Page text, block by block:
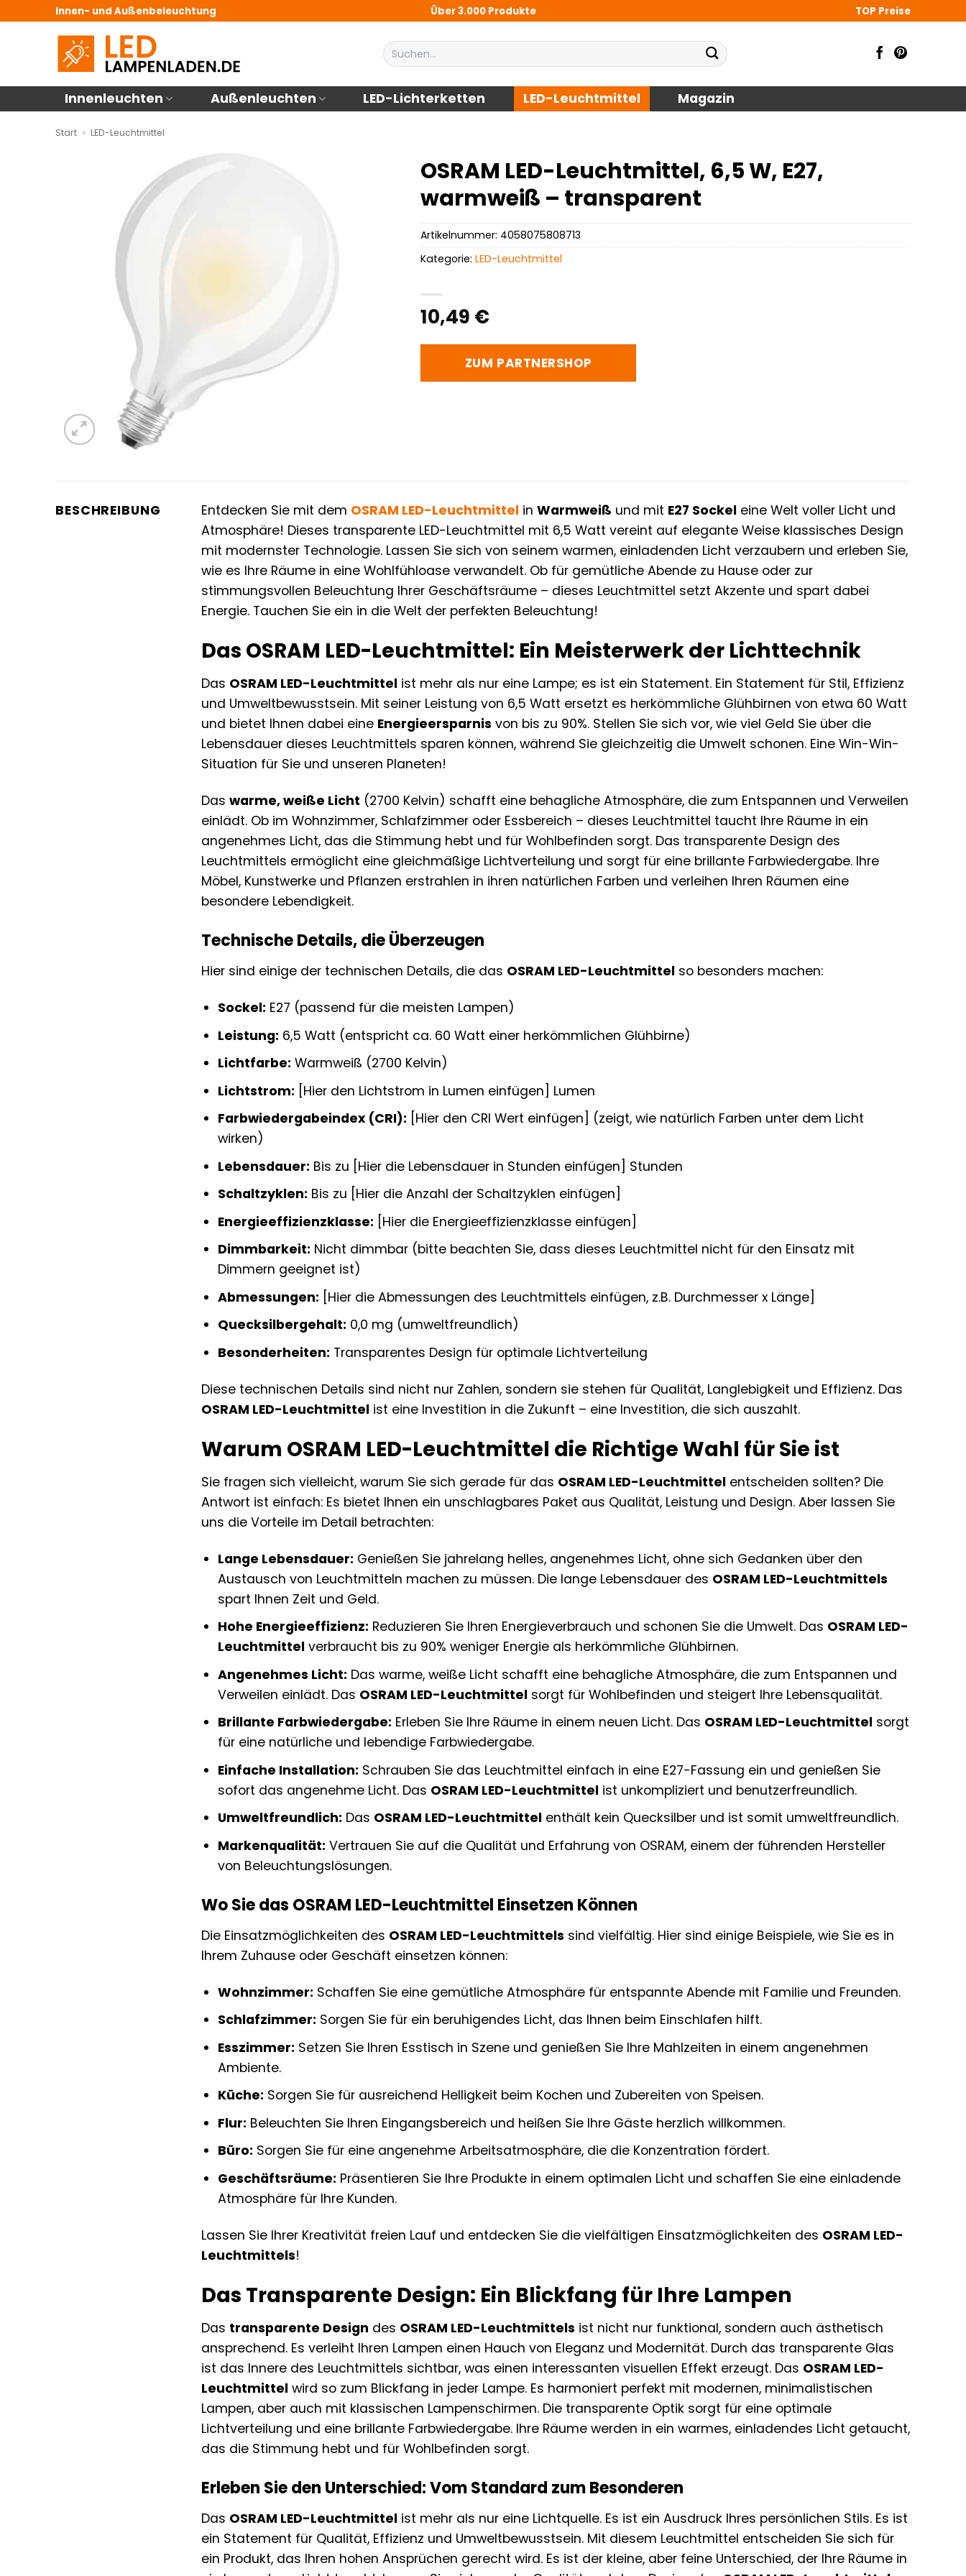
Innen- und Außenbeleuchtung Über 3.000 Produkte TOP Preise
Suchen
nach:
Innenleuchten Außenleuchten LED-Lichterketten LED-Leuchtmittel Magazin
Start » LED-Leuchtmittel
OSRAM LED-Leuchtmittel, 6,5 W, E27,
warmweiß – transparent
10,49 €
ZUM PARTNERSHOP
Artikelnummer: 4058075808713
Kategorie:LED-Leuchtmittel
BESCHREIBUNG Entdecken Sie mit dem OSRAM LED-Leuchtmittel inWarmweiß und mit E27 Sockel eine Welt voller Licht und
Atmosphäre! Dieses transparente LED-Leuchtmittel mit 6,5 Watt vereint auf elegante Weise klassisches Design
mit modernster Technologie. Lassen Sie sich von seinem warmen, einladenden Licht verzaubern und erleben Sie,
wie es Ihre Räume in eine Wohlfühloase verwandelt. Ob für gemütliche Abende zu Hause oder zur
stimmungsvollen Beleuchtung Ihrer Geschäftsräume – dieses Leuchtmittel setzt Akzente und spart dabei
Energie. Tauchen Sie ein in die Welt der perfekten Beleuchtung!
Das OSRAM LED-Leuchtmittel: Ein Meisterwerk der Lichttechnik
Das OSRAM LED-Leuchtmittel ist mehr als nur eine Lampe; es ist ein Statement. Ein Statement für Stil, Effizienz
und Umweltbewusstsein. Mit seiner Leistung von 6,5 Watt ersetzt es herkömmliche Glühbirnen von etwa 60 Watt
und bietet Ihnen dabei eine Energieersparnis von bis zu 90%. Stellen Sie sich vor, wie viel Geld Sie über die
Lebensdauer dieses Leuchtmittels sparen können, während Sie gleichzeitig die Umwelt schonen. Eine Win-Win-
Situation für Sie und unseren Planeten!
Daswarme, weiße Licht (2700 Kelvin) schafft eine behagliche Atmosphäre, die zum Entspannen und Verweilen
einlädt. Ob im Wohnzimmer, Schlafzimmer oder Essbereich – dieses Leuchtmittel taucht Ihre Räume in ein
angenehmes Licht, das die Stimmung hebt und für Wohlbefinden sorgt. Das transparente Design des
Leuchtmittels ermöglicht eine gleichmäßige Lichtverteilung und sorgt für eine brillante Farbwiedergabe. Ihre
Möbel, Kunstwerke und Pflanzen erstrahlen in ihren natürlichen Farben und verleihen Ihren Räumen eine
besondere Lebendigkeit.
Technische Details, die Überzeugen
Hier sind einige der technischen Details, die das OSRAM LED-Leuchtmittel so besonders machen:
Sockel: E27 (passend für die meisten Lampen)
Leistung: 6,5 Watt (entspricht ca. 60 Watt einer herkömmlichen Glühbirne)
Lichtfarbe: Warmweiß (2700 Kelvin)
Lichtstrom: [Hier den Lichtstrom in Lumen einfügen] Lumen
Farbwiedergabeindex (CRI): [Hier den CRI Wert einfügen] (zeigt, wie natürlich Farben unter dem Licht
wirken)
Lebensdauer: Bis zu [Hier die Lebensdauer in Stunden einfügen] Stunden
Schaltzyklen: Bis zu [Hier die Anzahl der Schaltzyklen einfügen]
Energieeffizienzklasse: [Hier die Energieeffizienzklasse einfügen]
Dimmbarkeit: Nicht dimmbar (bitte beachten Sie, dass dieses Leuchtmittel nicht für den Einsatz mit
Dimmern geeignet ist)
Abmessungen: [Hier die Abmessungen des Leuchtmittels einfügen, z.B. Durchmesser x Länge]
Quecksilbergehalt: 0,0 mg (umweltfreundlich)
Besonderheiten: Transparentes Design für optimale Lichtverteilung
Diese technischen Details sind nicht nur Zahlen, sondern sie stehen für Qualität, Langlebigkeit und Effizienz. Das
OSRAM LED-Leuchtmittel ist eine Investition in die Zukunft – eine Investition, die sich auszahlt.
Warum OSRAM LED-Leuchtmittel die Richtige Wahl für Sie ist
Sie fragen sich vielleicht, warum Sie sich gerade für das OSRAM LED-Leuchtmittel entscheiden sollten? Die
Antwort ist einfach: Es bietet Ihnen ein unschlagbares Paket aus Qualität, Leistung und Design. Aber lassen Sie
uns die Vorteile im Detail betrachten:
Lange Lebensdauer: Genießen Sie jahrelang helles, angenehmes Licht, ohne sich Gedanken über den
Austausch von Leuchtmitteln machen zu müssen. Die lange Lebensdauer des OSRAM LED-Leuchtmittels
spart Ihnen Zeit und Geld.
Hohe Energieeffizienz: Reduzieren Sie Ihren Energieverbrauch und schonen Sie die Umwelt. Das OSRAM LED-
Leuchtmittel verbraucht bis zu 90% weniger Energie als herkömmliche Glühbirnen.
Angenehmes Licht: Das warme, weiße Licht schafft eine behagliche Atmosphäre, die zum Entspannen und
Verweilen einlädt. Das OSRAM LED-Leuchtmittel sorgt für Wohlbefinden und steigert Ihre Lebensqualität.
Brillante Farbwiedergabe: Erleben Sie Ihre Räume in einem neuen Licht. Das OSRAM LED-Leuchtmittel sorgt
für eine natürliche und lebendige Farbwiedergabe.
Einfache Installation: Schrauben Sie das Leuchtmittel einfach in eine E27-Fassung ein und genießen Sie
sofort das angenehme Licht. Das OSRAM LED-Leuchtmittel ist unkompliziert und benutzerfreundlich.
Umweltfreundlich: Das OSRAM LED-Leuchtmittel enthält kein Quecksilber und ist somit umweltfreundlich.
Markenqualität: Vertrauen Sie auf die Qualität und Erfahrung von OSRAM, einem der führenden Hersteller
von Beleuchtungslösungen.
Wo Sie das OSRAM LED-Leuchtmittel Einsetzen Können
Die Einsatzmöglichkeiten des OSRAM LED-Leuchtmittels sind vielfältig. Hier sind einige Beispiele, wie Sie es in
Ihrem Zuhause oder Geschäft einsetzen können:
Wohnzimmer: Schaffen Sie eine gemütliche Atmosphäre für entspannte Abende mit Familie und Freunden.
Schlafzimmer: Sorgen Sie für ein beruhigendes Licht, das Ihnen beim Einschlafen hilft.
Esszimmer: Setzen Sie Ihren Esstisch in Szene und genießen Sie Ihre Mahlzeiten in einem angenehmen
Ambiente.
Küche: Sorgen Sie für ausreichend Helligkeit beim Kochen und Zubereiten von Speisen.
Flur: Beleuchten Sie Ihren Eingangsbereich und heißen Sie Ihre Gäste herzlich willkommen.
Büro: Sorgen Sie für eine angenehme Arbeitsatmosphäre, die die Konzentration fördert.
Geschäftsräume: Präsentieren Sie Ihre Produkte in einem optimalen Licht und schaffen Sie eine einladende
Atmosphäre für Ihre Kunden.
Lassen Sie Ihrer Kreativität freien Lauf und entdecken Sie die vielfältigen Einsatzmöglichkeiten des OSRAM LED-
Leuchtmittels!
Das Transparente Design: Ein Blickfang für Ihre Lampen
Das transparente Design des OSRAM LED-Leuchtmittels ist nicht nur funktional, sondern auch ästhetisch
ansprechend. Es verleiht Ihren Lampen einen Hauch von Eleganz und Modernität. Durch das transparente Glas
ist das Innere des Leuchtmittels sichtbar, was einen interessanten visuellen Effekt erzeugt. Das OSRAM LED-
Leuchtmittel wird so zum Blickfang in jeder Lampe. Es harmoniert perfekt mit modernen, minimalistischen
Lampen, aber auch mit klassischen Lampenschirmen. Die transparente Optik sorgt für eine optimale
Lichtverteilung und eine brillante Farbwiedergabe. Ihre Räume werden in ein warmes, einladendes Licht getaucht,
das die Stimmung hebt und für Wohlbefinden sorgt.
Erleben Sie den Unterschied: Vom Standard zum Besonderen
Das OSRAM LED-Leuchtmittel ist mehr als nur eine Lichtquelle. Es ist ein Ausdruck Ihres persönlichen Stils. Es ist
ein Statement für Qualität, Effizienz und Umweltbewusstsein. Mit diesem Leuchtmittel entscheiden Sie sich für
ein Produkt, das Ihren hohen Ansprüchen gerecht wird. Es ist der kleine, aber feine Unterschied, der Ihre Räume in